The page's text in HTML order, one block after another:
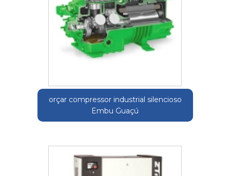
orçar compressor industrial silencioso
Embu Guaçú